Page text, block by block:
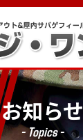
お知らせ
- Topics -